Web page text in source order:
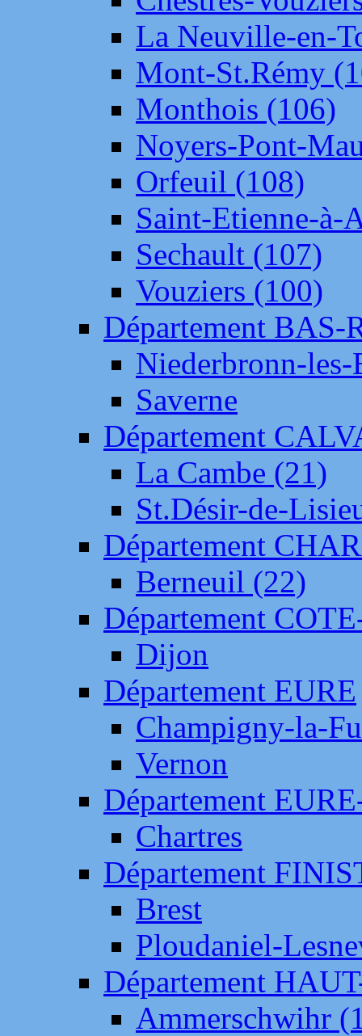
La Neuville-en-
Mont-St.Rémy
Monthois (106)
Noyers-Pont-
Orfeuil (108)
Saint-Etienne-à-
Sechault (107)
Vouziers (100)
Département BAS-
Niederbronn-
Saverne
Département
La Cambe (21)
St.Désir-de-
Département
Berneuil (22)
Département
Dijon
Département EURE
Champigny-la-
Vernon
Département
Chartres
Département
Brest
Ploudaniel-
Département
Ammerschwihr